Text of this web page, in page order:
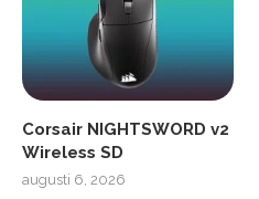
Corsair NIGHTSWORD v2
Wireless SD
augusti 6, 2026